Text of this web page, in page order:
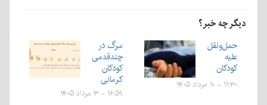
دیگر چه خبر؟
حمل‌ونقل
علیه
کودکان
۱۱:۳۰ - ۱۰ مرداد ۱۴۰۵
مرگ در
چندقدمی
کودکان
کرمانی
۱۶:۵۹ - ۳ مرداد ۱۴۰۵